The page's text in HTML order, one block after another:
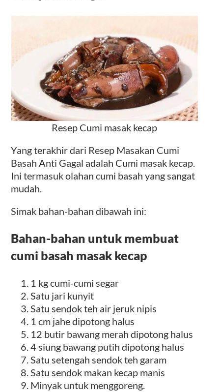
Resep Cumi masak kecap
Yang terakhir dari Resep Masakan Cumi
Basah Anti Gagal adalah Cumi masak kecap.
Ini termasuk olahan cumi basah yang sangat
mudah.
Simak bahan-bahan dibawah ini:
Bahan-bahan untuk membuat
cumi basah masak kecap
1 kg cumi-cumi segar
Satu jari kunyit
Satu sendok teh air jeruk nipis
1 cm jahe dipotong halus
12 butir bawang merah dipotong halus
4 siung bawang putih dipotong halus
Satu setengah sendok teh garam
Satu sendok makan kecap manis
Minyak untuk menggoreng.